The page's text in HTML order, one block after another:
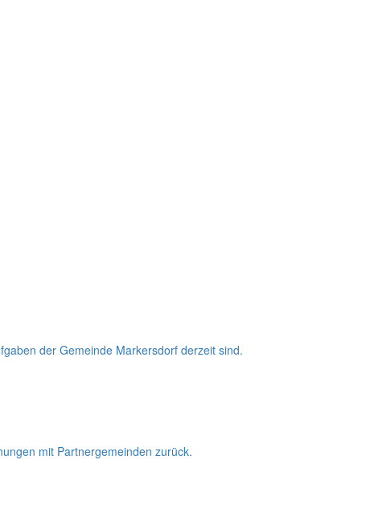
der Gemeinde Markersdorf derzeit sind.
mit Partnergemeinden zurück.